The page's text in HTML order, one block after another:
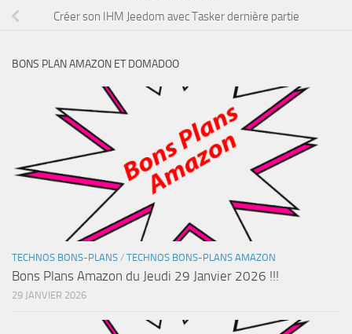
Créer son IHM Jeedom avec Tasker dernière partie
BONS PLAN AMAZON ET DOMADOO
TECHNOS BONS-PLANS / TECHNOS BONS-PLANS AMAZON
Bons Plans Amazon du Jeudi 29 Janvier 2026 !!!
29 JANVIER 2026